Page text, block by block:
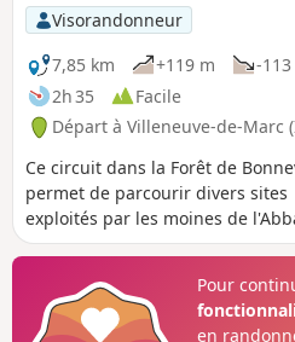
Visorandonneur
7,85 km
+119 m
-
2h 35
Facile
Départ à Villeneuve-de-Marc
Ce circuit dans la Forêt de
permet de parcourir divers sites
exploités par les moines de
Bonnevaux, monastère cistercien
spécifique mentionne, par une
numérotation, les sites décrits
Pour
en